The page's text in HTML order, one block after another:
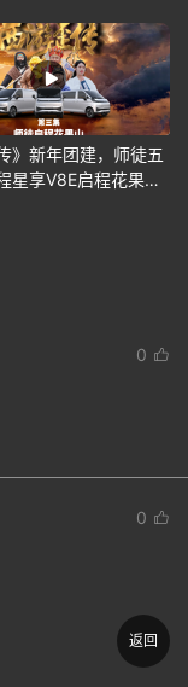
》新年团建，师徒五
星享V8E启程花果
0
0
返回